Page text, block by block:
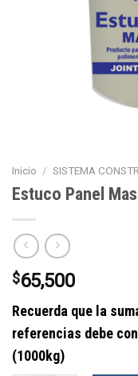
Inicio / SISTEMA
Estuco Panel
$65,500
Recuerda que la
referencias debe
(1000kg)